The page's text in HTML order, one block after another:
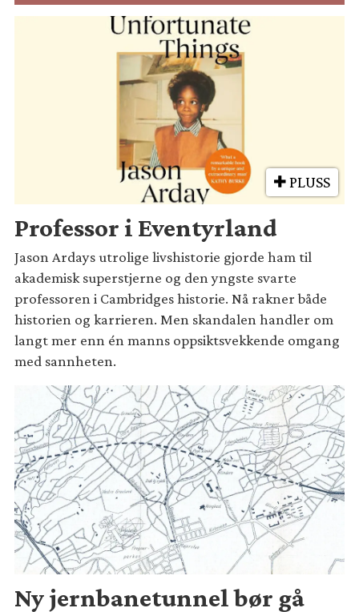
PLUSS
Professor i Eventyrland
Jason Ardays utrolige livshistorie gjorde ham til
akademisk superstjerne og den yngste svarte
professoren i Cambridges historie. Nå rakner både
historien og karrieren. Men skandalen handler om
langt mer enn én manns oppsiktsvekkende omgang
med sannheten.
Ny jernbanetunnel bør gå